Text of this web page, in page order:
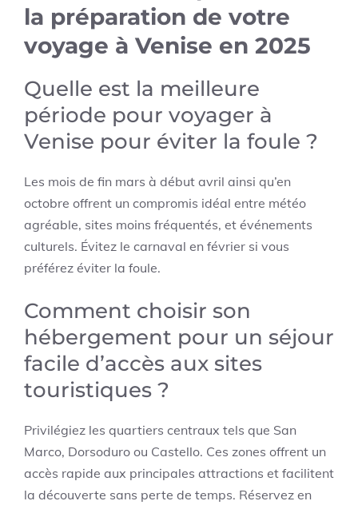
la préparation de votre
voyage à Venise en 2025
Quelle est la meilleure
période pour voyager à
Venise pour éviter la foule ?
Les mois de fin mars à début avril ainsi qu’en
octobre offrent un compromis idéal entre météo
agréable, sites moins fréquentés, et événements
culturels. Évitez le carnaval en février si vous
préférez éviter la foule.
Comment choisir son
hébergement pour un séjour
facile d’accès aux sites
touristiques ?
Privilégiez les quartiers centraux tels que San
Marco, Dorsoduro ou Castello. Ces zones offrent un
accès rapide aux principales attractions et facilitent
la découverte sans perte de temps. Réservez en